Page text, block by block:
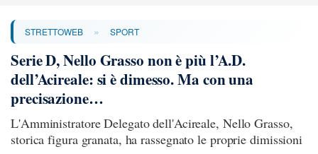
STRETTOWEB » SPORT
Serie D, Nello Grasso non è più l’A.D.
dell’Acireale: si è dimesso. Ma con una
precisazione…
L'Amministratore Delegato dell'Acireale, Nello Grasso,
storica figura granata, ha rassegnato le proprie dimissioni